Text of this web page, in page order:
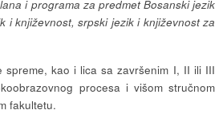
i programa za predmet Bosanski jezik
i književnost, srpski jezik i književnost za
spreme, kao i lica sa završenim I, II ili III
procesa i višom stručnom
fakultetu.